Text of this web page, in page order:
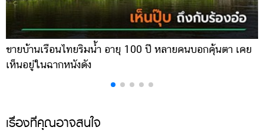
ขายบ้านเรือนไทยริมน้ำ อายุ 100 ปี หลายคนบอกคุ้นตา เคย
เห็นอยู่ในฉากหนังดัง
เรื่องที่คุณอาจสนใจ